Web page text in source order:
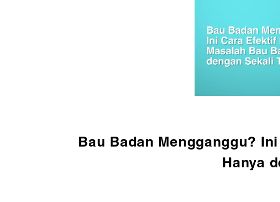
Infeksi
Keluhan Kulit
Non Infeksi
Bau Badan Mengganggu?
Hanya